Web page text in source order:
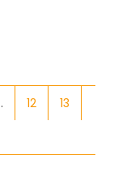
12 13